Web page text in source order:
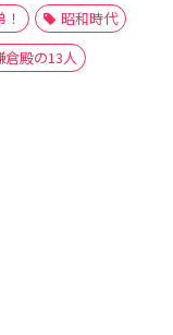
昭和時代
倉殿の13人